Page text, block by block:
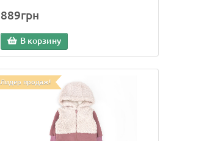
889грн
В корзину
Лидер продаж!